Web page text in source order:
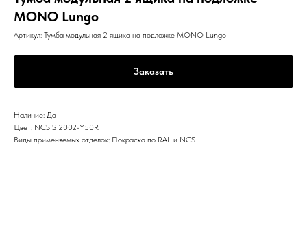
MONO Lungo
Артикул: Тумба модульная 2 ящика на подложке MONO Lungo
Заказать
Наличие: Да
Цвет: NCS S 2002-Y50R
Виды применяемых отделок: Покраска по RAL и NCS